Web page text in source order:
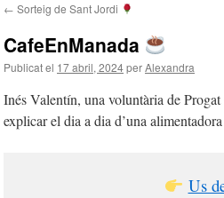
contingut
← Sorteig de Sant Jordi
CafeEnManada
Publicat el 17 abril, 2024perAlexandra
Inés Valentín, una voluntària de
explicar el dia a dia d’una
Us